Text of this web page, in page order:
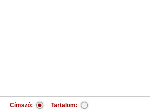
Címszó: Tartalom: